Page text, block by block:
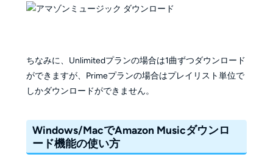
ちなみに、Unlimitedプランの場合は1曲ずつダウンロード
ができますが、Primeプランの場合はプレイリスト単位で
しかダウンロードができません。
Windows/MacでAmazon Musicダウンロ
ード機能の使い方